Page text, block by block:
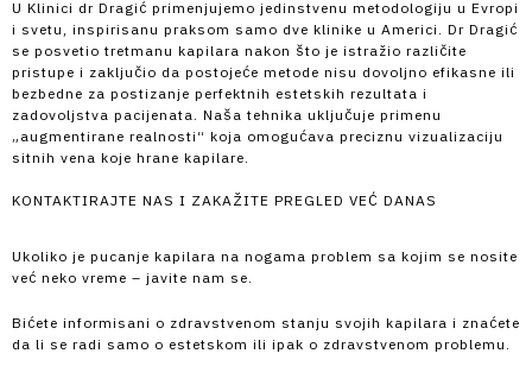
U Klinici dr Dragić primenjujemo jedinstvenu metodologiju u Evropi
i svetu, inspirisanu praksom samo dve klinike u Americi. Dr Dragić
se posvetio tretmanu kapilara nakon što je istražio različite
pristupe i zaključio da postojeće metode nisu dovoljno efikasne ili
bezbedne za postizanje perfektnih estetskih rezultata i
zadovoljstva pacijenata. Naša tehnika uključuje primenu
„augmentirane realnosti“ koja omogućava preciznu vizualizaciju
sitnih vena koje hrane kapilare.
KONTAKTIRAJTE NAS I ZAKAŽITE PREGLED VEĆ DANAS
Ukoliko je pucanje kapilara na nogama problem sa kojim se nosite
već neko vreme – javite nam se.
Bićete informisani o zdravstvenom stanju svojih kapilara i znaćete
da li se radi samo o estetskom ili ipak o zdravstvenom problemu.